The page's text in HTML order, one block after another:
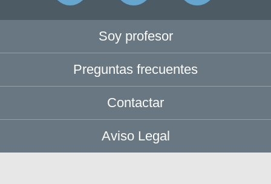
Soy profesor
Preguntas frecuentes
Contactar
Aviso Legal